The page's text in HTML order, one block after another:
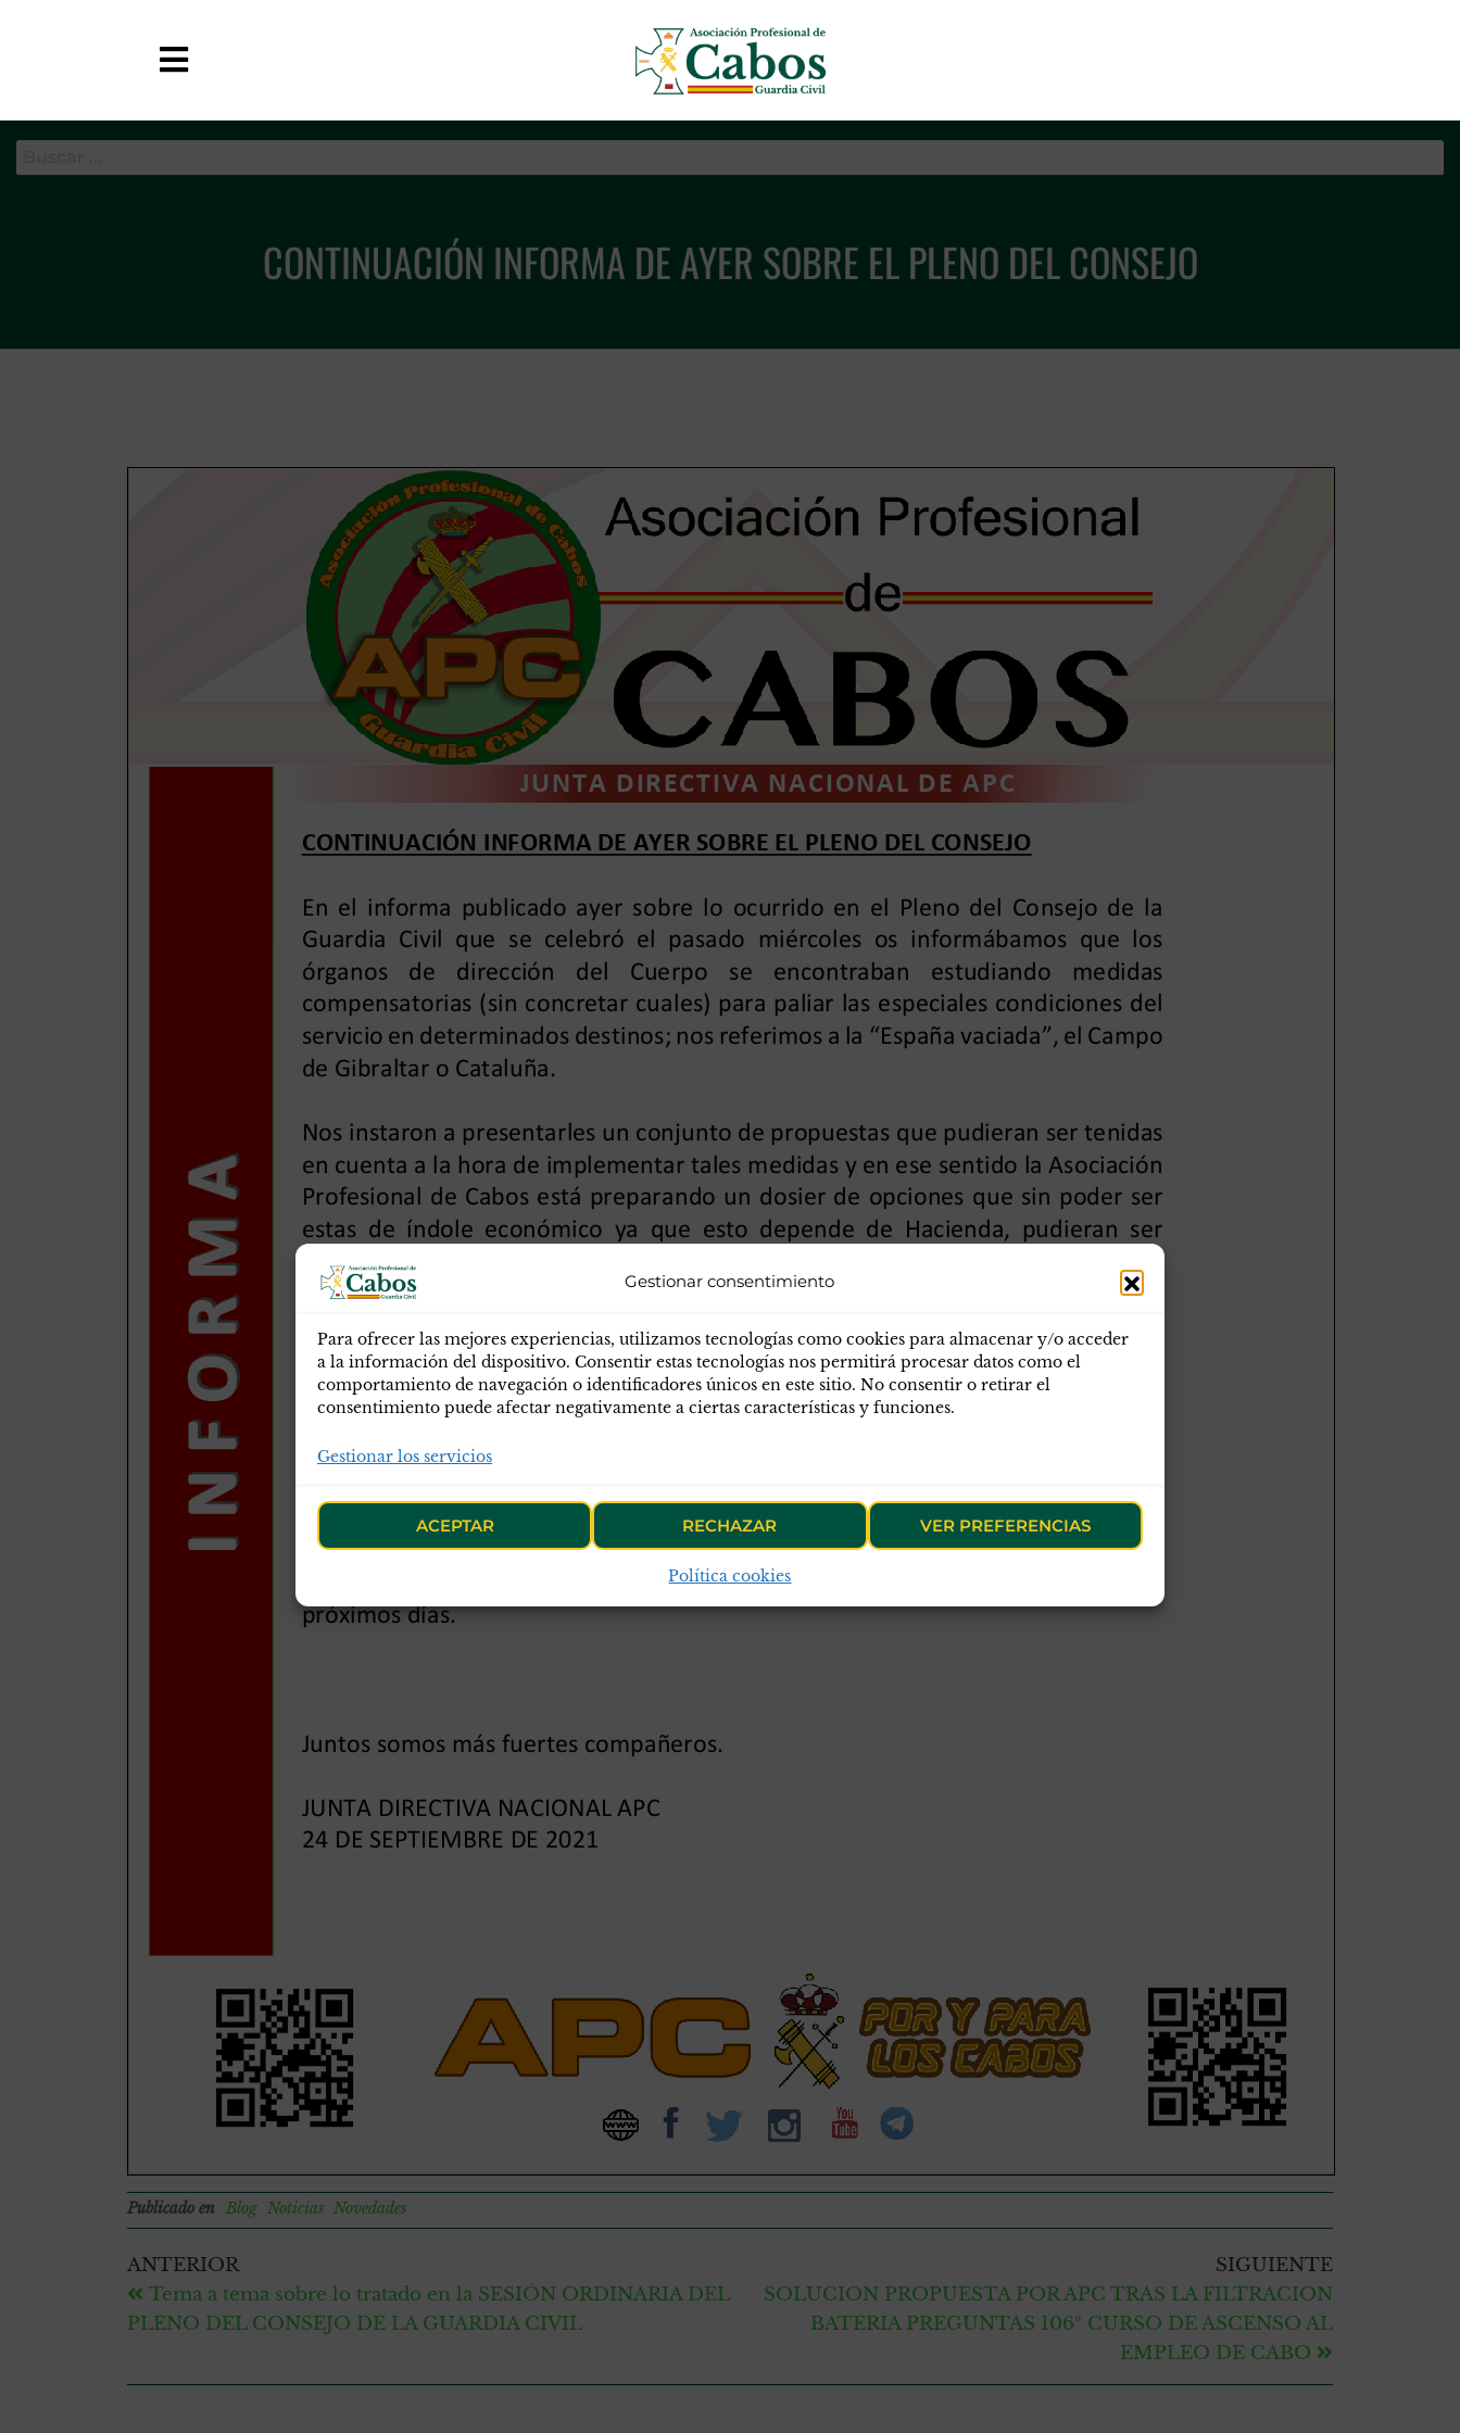
Gestionar consentimiento
Para ofrecer las mejores experiencias, utilizamos tecnologías como cookies para almacenar y/o acceder
a la información del dispositivo. Consentir estas tecnologías nos permitirá procesar datos como el
comportamiento de navegación o identificadores únicos en este sitio. No consentir o retirar el
consentimiento puede afectar negativamente a ciertas características y funciones.
Gestionar los servicios
ACEPTAR RECHAZAR VER PREFERENCIAS
Política cookies
APC-GC Asociación Profesional de Cabos de la Guardia Civil
CONTINUACIÓN INFORMA DE AYER SOBRE EL PLENO DEL CONSEJO
Publicado en Blog Noticias Novedades
ANTERIOR
Tema a tema sobre lo tratado en la SESIÓN ORDINARIA DEL
PLENO DEL CONSEJO DE LA GUARDIA CIVIL
SIGUIENTE
SOLUCION PROPUESTA POR APC TRAS LA FILTRACION
BATERIA PREGUNTAS 106º CURSO DE ASCENSO AL
EMPLEO DE CABO